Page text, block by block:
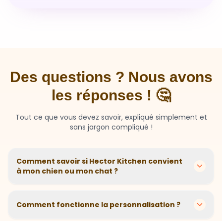
Des questions ? Nous avons
les réponses ! 🤔
Tout ce que vous devez savoir, expliqué simplement et
sans jargon compliqué !
Comment savoir si Hector Kitchen convient
à mon chien ou mon chat ?
recettes personnalisées selon l'âge, la race, le poids et
les sensibilités de votre compagnon. Si votre animal a
Comment fonctionne la personnalisation ?